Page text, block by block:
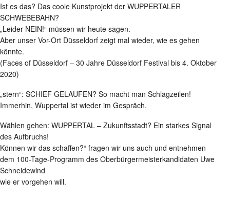
Ist es das? Das coole Kunstprojekt der WUPPERTALER
SCHWEBEBAHN?
„Leider NEIN!“ müssen wir heute sagen.
Aber unser Vor-Ort Düsseldorf zeigt mal wieder, wie es gehen
könnte.
(Faces of Düsseldorf – 30 Jahre Düsseldorf Festival bis 4. Oktober
2020)
„stern“: SCHIEF GELAUFEN? So macht man Schlagzeilen!
Immerhin, Wuppertal ist wieder im Gespräch.
Wählen gehen: WUPPERTAL – Zukunftsstadt? Ein starkes Signal
des Aufbruchs!
Können wir das schaffen?“ fragen wir uns auch und entnehmen
dem 100-Tage-Programm des Oberbürgermeisterkandidaten Uwe
Schneidewind
wie er vorgehen will.